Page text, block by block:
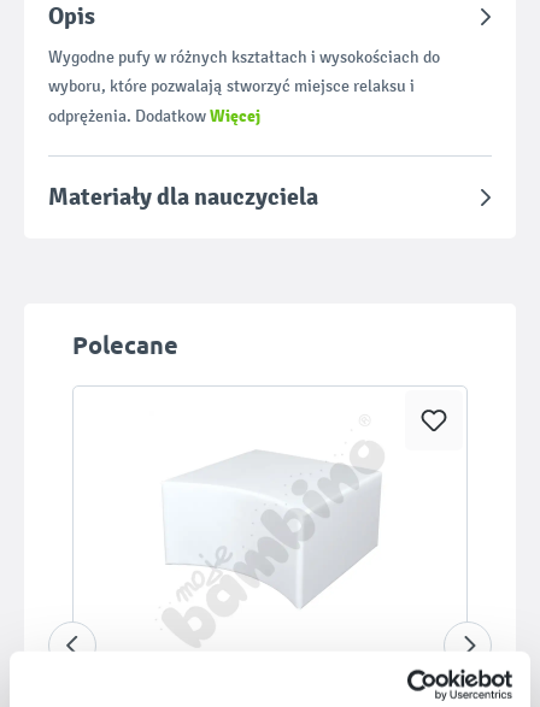
Opis
Wygodne pufy w różnych kształtach i wysokościach do
wyboru, które pozwalają stworzyć miejsce relaksu i
odprężenia. DodatkowWięcej
Materiały dla nauczyciela
Pomiń galerię produktów
Polecane